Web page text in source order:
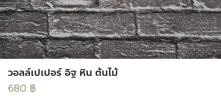
วอลล์เปเปอร์ อิฐ หิน ต้นไม้
680 ฿